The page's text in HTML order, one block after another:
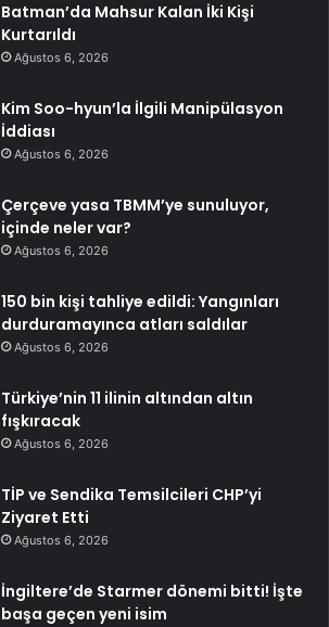
Batman’da Mahsur Kalan İki Kişi
Kurtarıldı
Ağustos 6, 2026
Kim Soo-hyun’la İlgili Manipülasyon
İddiası
Ağustos 6, 2026
Çerçeve yasa TBMM’ye sunuluyor,
içinde neler var?
Ağustos 6, 2026
150 bin kişi tahliye edildi: Yangınları
durduramayınca atları saldılar
Ağustos 6, 2026
Türkiye’nin 11 ilinin altından altın
fışkıracak
Ağustos 6, 2026
TİP ve Sendika Temsilcileri CHP’yi
Ziyaret Etti
Ağustos 6, 2026
İngiltere’de Starmer dönemi bitti! İşte
başa geçen yeni isim